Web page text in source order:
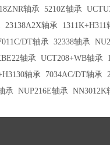
轴承 5210Z轴承
23138A2X轴承 1311K+H311
DT轴承 32338轴承
轴承 UCT208+WB轴承
轴承 7034AC/DT轴承
承 NUP216E轴承 NN3012K